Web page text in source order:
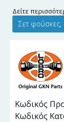
Δείτε
Σετ φούσκες,
Κωδικός
Κωδικός